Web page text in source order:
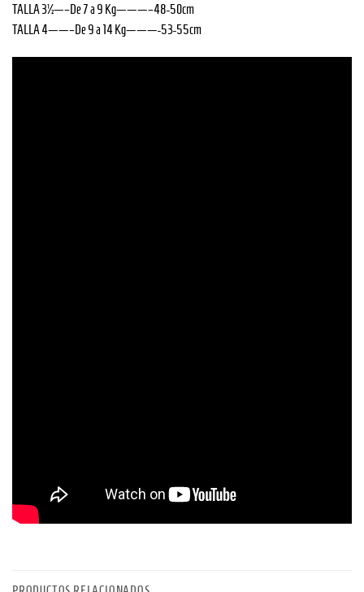
TALLA 3½—–De 7 a 9 Kg———–48-50cm
TALLA 4——–De 9 a 14 Kg———-53-55cm